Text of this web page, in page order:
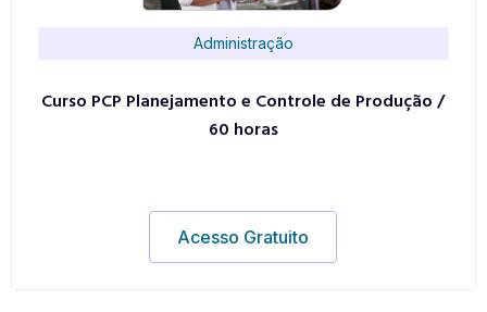
Administração
Curso PCP Planejamento e Controle de Produção /
60 horas
Acesso Gratuito